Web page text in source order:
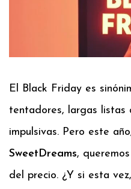
El Black Friday es
tentadores, largas listas
impulsivas. Pero este
SweetDreams,
del precio. ¿Y si esta